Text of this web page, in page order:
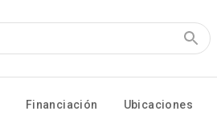
Financiación Ubicaciones